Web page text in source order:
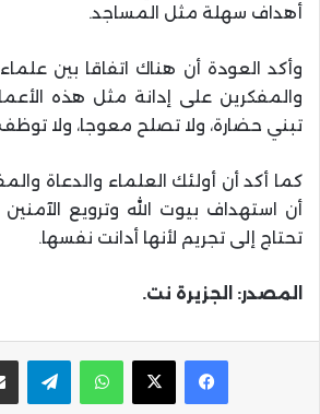
أهداف سهلة مثل المساجد.
وأكد العودة أن هناك اتفاقا بين
والمفكرين على إدانة مثل هذه
تبني حضارة، ولا تصلح معوجا، ولا توظف
كما أكد أن أولئك العلماء والدعاة
أن استهداف بيوت الله وترويع
تحتاج إلى تجريم لأنها أدانت نفسها.
المصدر: الجزيرة نت.
واتساب تيلقرام